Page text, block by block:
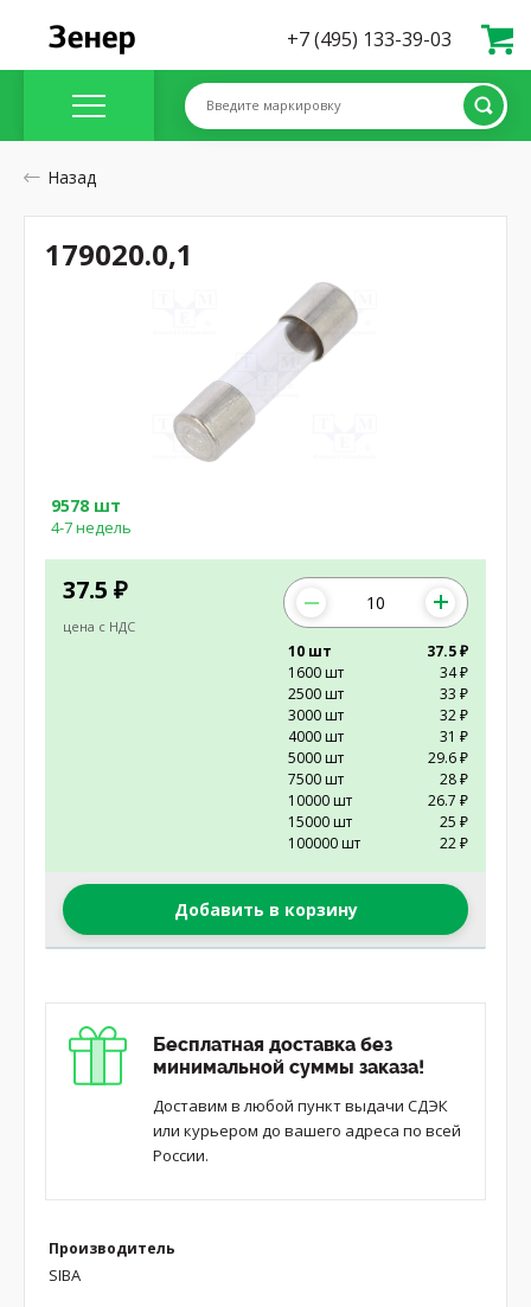
+7 (495) 133-39-03
Введите маркировку
Назад
37.5 ₽
цена с НДС
9578 шт
4-7 недель
10 шт
37.5 ₽
1600 шт
34 ₽
2500 шт
33 ₽
3000 шт
32 ₽
4000 шт
31 ₽
5000 шт
29.6 ₽
7500 шт
28 ₽
10000 шт
26.7 ₽
15000 шт
25 ₽
100000 шт
22 ₽
Добавить в корзину
Бесплатная доставка без
минимальной суммы заказа!
Доставим в любой пункт выдачи СДЭК
или курьером до вашего адреса по всей
России.
Производитель
SIBA
179020.0,1